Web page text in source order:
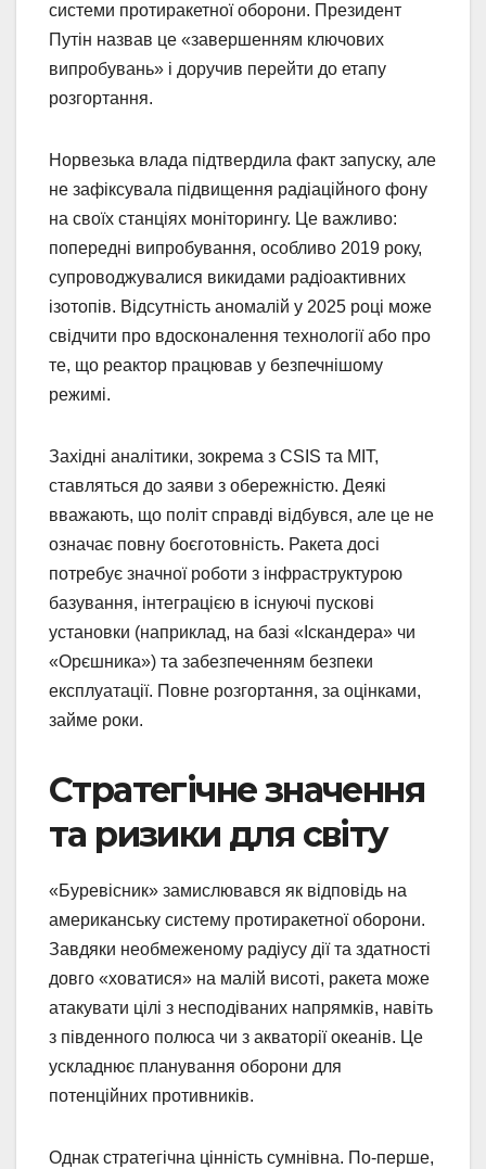
системи протиракетної оборони. Президент
Путін назвав це «завершенням ключових
випробувань» і доручив перейти до етапу
розгортання.
Норвезька влада підтвердила факт запуску, але
не зафіксувала підвищення радіаційного фону
на своїх станціях моніторингу. Це важливо:
попередні випробування, особливо 2019 року,
супроводжувалися викидами радіоактивних
ізотопів. Відсутність аномалій у 2025 році може
свідчити про вдосконалення технології або про
те, що реактор працював у безпечнішому
режимі.
Західні аналітики, зокрема з CSIS та MIT,
ставляться до заяви з обережністю. Деякі
вважають, що політ справді відбувся, але це не
означає повну боєготовність. Ракета досі
потребує значної роботи з інфраструктурою
базування, інтеграцією в існуючі пускові
установки (наприклад, на базі «Іскандера» чи
«Орєшника») та забезпеченням безпеки
експлуатації. Повне розгортання, за оцінками,
займе роки.
Стратегічне значення
та ризики для світу
«Буревісник» замислювався як відповідь на
американську систему протиракетної оборони.
Завдяки необмеженому радіусу дії та здатності
довго «ховатися» на малій висоті, ракета може
атакувати цілі з несподіваних напрямків, навіть
з південного полюса чи з акваторії океанів. Це
ускладнює планування оборони для
потенційних противників.
Однак стратегічна цінність сумнівна. По-перше,